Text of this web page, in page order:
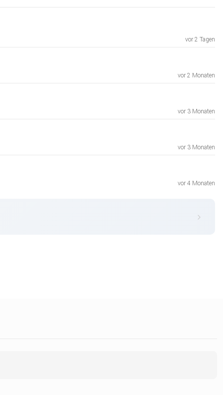
vor 2 Tagen
vor 2 Monaten
vor 3 Monaten
vor 3 Monaten
vor 4 Monaten